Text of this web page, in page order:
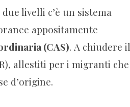
livelli c’è un sistema
appositamente
(CAS). A chiudere il
allestiti per i migranti che
d’origine.